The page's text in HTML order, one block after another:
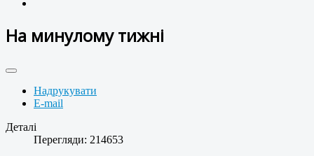
На минулому тижні
Надрукувати
E-mail
Деталі
Перегляди: 214653